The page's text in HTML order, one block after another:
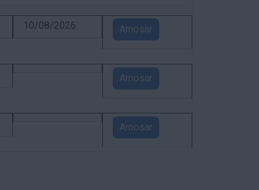
10/08/2026 Amosar
Amosar
Amosar